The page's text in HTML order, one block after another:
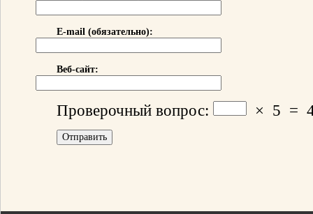
E-mail (обязательно):
Веб-сайт:
Проверочный вопрос: × 5 =